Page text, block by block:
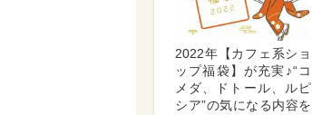
2022年【カフェ系ショ
ップ福袋】が充実♪“コ
メダ、ドトール、ルピ
シア”の気になる内容を